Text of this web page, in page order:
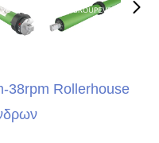
38rpm Rollerhouse